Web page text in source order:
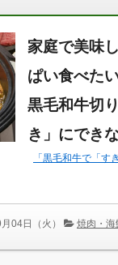
家庭で美味
ぱい食べた
黒毛和牛切
き」にでき
「黒毛和牛で「す
04日（火） 焼肉・海